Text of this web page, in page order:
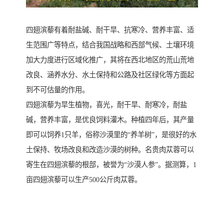
四翅滨藜有着耐盐碱、耐干旱、抗寒冷、营养丰富、适
生范围广等特点，结合我国战略和西部气候、土壤环境
加大力度进行区域化推广，其将在西北地区的荒山荒地
改良、涵养水分、水土保持和公路及社区绿化等方面起
到不可估量的作用。
四翅滨藜为旱生植物，喜光，耐干旱、耐寒冷，耐盐
碱，营养丰富，是优良饲料灌木。种植四年后，其产量
即可以饲养1只羊，俗称沙漠里的“养羊树”，是很好的水
土保持、牧场改良和改造沙漠的树种。名贵肉苁蓉可以
寄生在四翅滨藜的根部，被誉为“沙漠人参”。据测算，1
亩四翅滨藜可以生产500公斤肉苁蓉。